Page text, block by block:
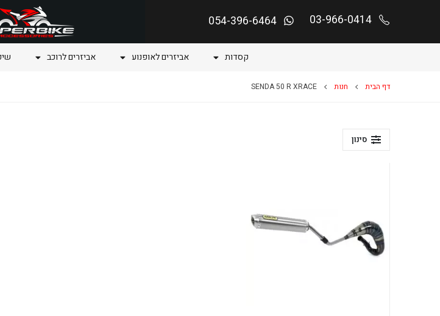
03-966-0414
054-396-6464
קסדות אביזרים לאופנוע אביזרים לרוכב
דף הבית חנות SENDA 50 R XRACE
סינון